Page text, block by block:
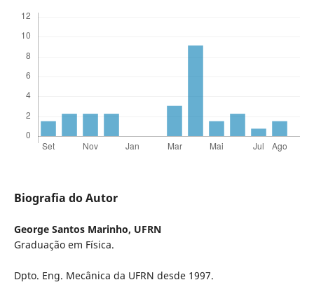
Biografia do Autor
George Santos Marinho, UFRN
Graduação em Física.
Dpto. Eng. Mecânica da UFRN desde 1997.